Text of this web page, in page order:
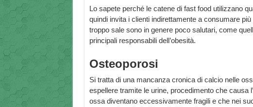
Lo sapete perché le catene di fast food utilizzano
quindi invita i clienti indirettamente a consumare
troppo sale sono in genere poco salutari, come
principali responsabili dell’obesità.
Osteoporosi
Si tratta di una mancanza cronica di calcio nelle
espellere tramite le urine, procedimento che causa
ossa diventano eccessivamente fragili e che nei